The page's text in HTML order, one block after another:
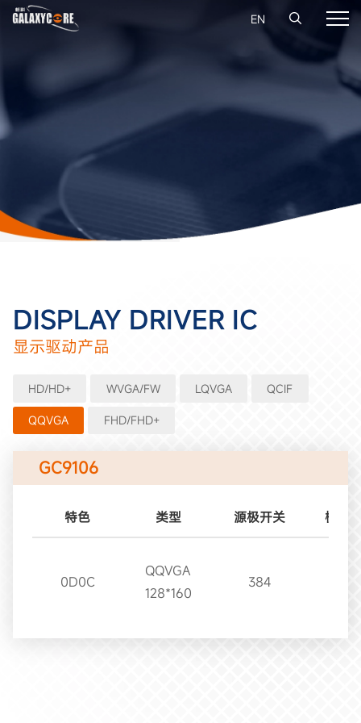
EN
DISPLAY DRIVER IC
显示驱动产品
HD/HD+ WVGA/FW LQVGA QCIF
QQVGA FHD/FHD+
GC9106
特色 类型 源极开关 栅极
0D0C
QQVGA
128*160
384